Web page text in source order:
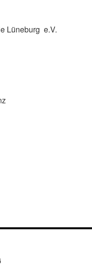
Lüneburg e.V.